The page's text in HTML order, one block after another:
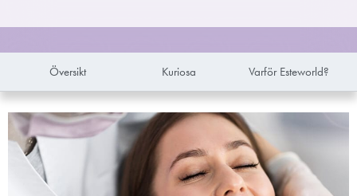
Översikt Kuriosa Varför Esteworld?